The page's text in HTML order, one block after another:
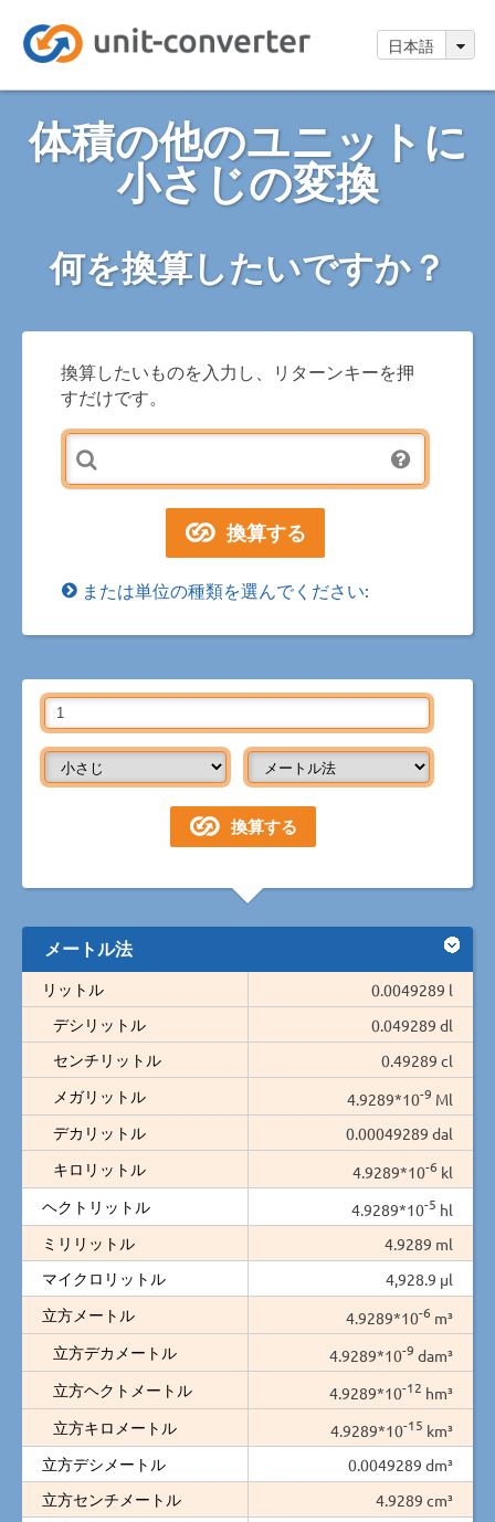
日本語
体積の他のユニットに
小さじの変換
何を換算したいですか？
換算したいものを入力し、リターンキーを押
すだけです。
または単位の種類を選んでください:
メートル法
リットル
0.0049289 l
デシリットル
0.049289 dl
センチリットル
0.49289 cl
メガリットル
4.9289*10-9 Ml
デカリットル
0.00049289 dal
キロリットル
4.9289*10-6 kl
ヘクトリットル
4.9289*10-5 hl
ミリリットル
4.9289 ml
マイクロリットル
4,928.9 µl
立方メートル
4.9289*10-6 m³
立方デカメートル
4.9289*10-9 dam³
立方ヘクトメートル
4.9289*10-12 hm³
立方キロメートル
4.9289*10-15 km³
立方デシメートル
0.0049289 dm³
立方センチメートル
4.9289 cm³